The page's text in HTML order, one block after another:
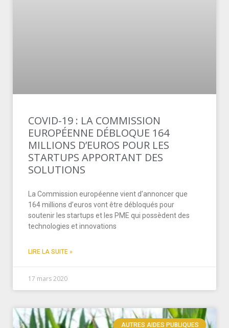
COVID-19 : LA COMMISSION
EUROPÉENNE DÉBLOQUE 164
MILLIONS D’EUROS POUR LES
STARTUPS APPORTANT DES
SOLUTIONS
La Commission européenne vient d’annoncer que
164 millions d’euros vont être débloqués pour
soutenir les startups et les PME qui possèdent des
technologies et innovations
LIRE LA SUITE »
17 mars 2020
AUTRES AIDES PUBLIQUES